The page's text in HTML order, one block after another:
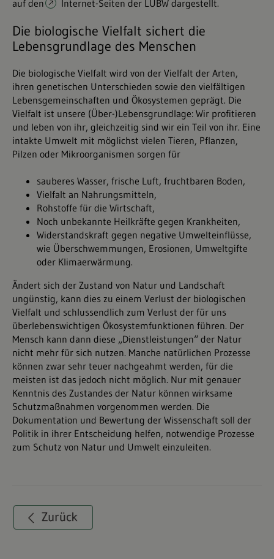
auf den Internet-Seiten der LUBW dargestellt.
Die biologische Vielfalt sichert die
Lebensgrundlage des Menschen
Die biologische Vielfalt wird von der Vielfalt der Arten,
ihren genetischen Unterschieden sowie den vielfältigen
Lebensgemeinschaften und Ökosystemen geprägt. Die
Vielfalt ist unsere (Über-)Lebensgrundlage: Wir profitieren
und leben von ihr, gleichzeitig sind wir ein Teil von ihr. Eine
intakte Umwelt mit möglichst vielen Tieren, Pflanzen,
Pilzen oder Mikroorganismen sorgen für
sauberes Wasser, frische Luft, fruchtbaren Boden,
Vielfalt an Nahrungsmitteln,
Rohstoffe für die Wirtschaft,
Noch unbekannte Heilkräfte gegen Krankheiten,
Widerstandskraft gegen negative Umwelteinflüsse,
wie Überschwemmungen, Erosionen, Umweltgifte
oder Klimaerwärmung.
Ändert sich der Zustand von Natur und Landschaft
ungünstig, kann dies zu einem Verlust der biologischen
Vielfalt und schlussendlich zum Verlust der für uns
überlebenswichtigen Ökosystemfunktionen führen. Der
Mensch kann dann diese „Dienstleistungen“ der Natur
nicht mehr für sich nutzen. Manche natürlichen Prozesse
können zwar sehr teuer nachgeahmt werden, für die
meisten ist das jedoch nicht möglich. Nur mit genauer
Kenntnis des Zustandes der Natur können wirksame
Schutzmaßnahmen vorgenommen werden. Die
Dokumentation und Bewertung der Wissenschaft soll der
Politik in ihrer Entscheidung helfen, notwendige Prozesse
zum Schutz von Natur und Umwelt einzuleiten.